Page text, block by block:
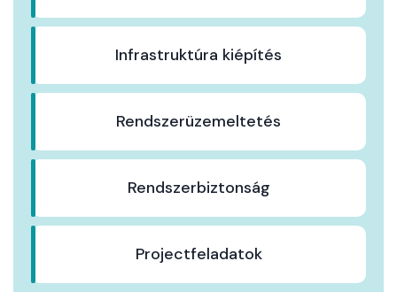
Infrastruktúra kiépítés
Rendszerüzemeltetés
Rendszerbiztonság
Projectfeladatok